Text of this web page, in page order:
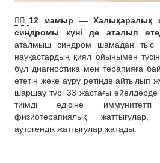
🤷‍♀️ 12 мамыр — Халықаралық
синдромы күні де аталып
аталмыш синдром шамадан тыс
науқастардың қиял ойынымен
бұл диагностика мен терапияға
ететін жеке ауру ретінде айтылып
шаршау түрі 33 жастағы әйелдерде
тиімді әдісіне
физиотерапиялық жаттығулар,
аутогендік жаттығулар жатады.